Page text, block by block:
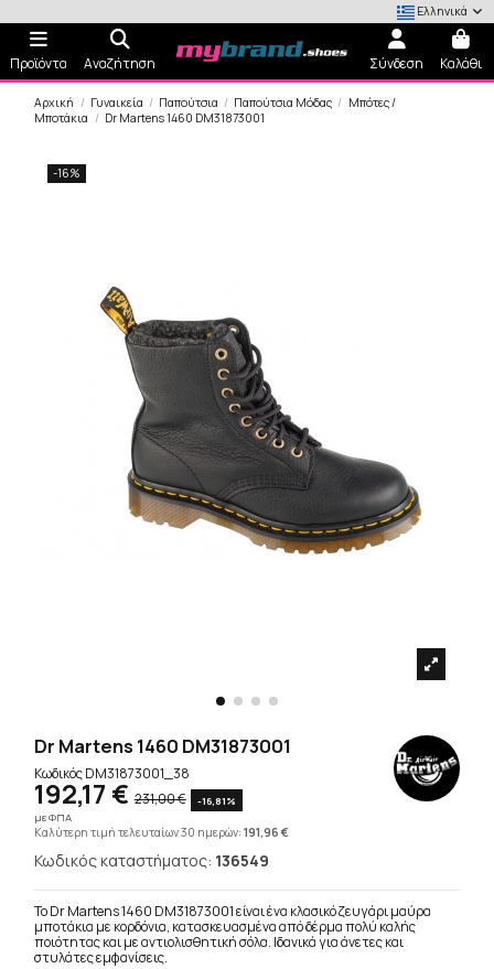
Ελληνικά
Προϊόντα Αναζήτηση Σύνδεση Καλάθι
Αρχική Γυναικεία Παπούτσια Παπούτσια Μόδας
Μπότες /
Μποτάκια
Dr Martens 1460 DM31873001
-16%
Dr Martens 1460 DM31873001
ΚωδικόςDM31873001_38
192,17 € 231,00 €
-16,81%
με ΦΠΑ
Καλύτερη τιμή τελευταίων 30 ημερών:191,96 €
Κωδικός καταστήματος: 136549
Το Dr Martens 1460 DM31873001 είναι ένα κλασικό ζευγάρι μαύρα
μποτάκια με κορδόνια, κατασκευασμένα από δέρμα πολύ καλής
ποιότητας και με αντιολισθητική σόλα. Ιδανικά για άνετες και
στυλάτες εμφανίσεις.